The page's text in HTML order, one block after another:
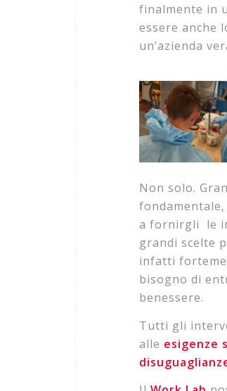
finalmente in
essere anche
un’azienda
Non solo.
a fornirgli le
grandi scelte
infatti
bisogno di
benessere.
Tutti gli
alle esigenze